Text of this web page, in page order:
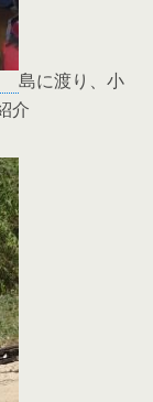
島に渡り、小
介